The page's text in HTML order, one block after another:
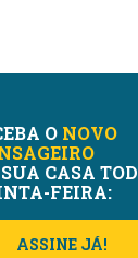
O NOVO
CASA
FEIRA:
ASSINE JÁ!